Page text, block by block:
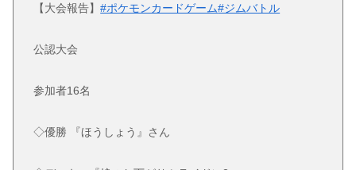
【大会報告】#ポケモンカードゲーム#ジムバトル
公認大会
参加者16名
◇優勝 『ほうしょう』さん